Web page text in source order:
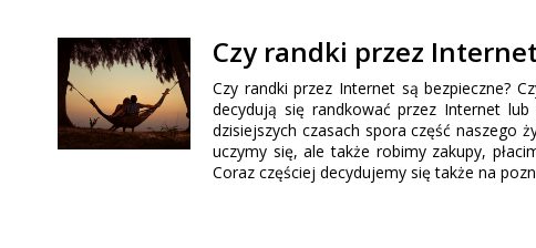
Czy randki przez
Czy randki przez Internet są bezpieczne?
decydują się randkować przez Internet
dzisiejszych czasach spora część naszego
uczymy się, ale także robimy zakupy,
Coraz częściej decydujemy się także na